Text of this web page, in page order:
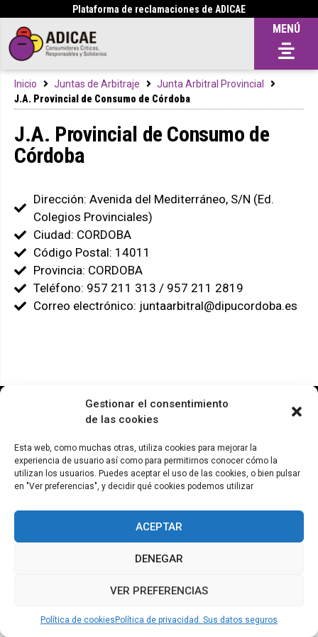
Gestionar el consentimiento
de las cookies
Esta web, como muchas otras, utiliza cookies para mejorar la
experiencia de usuario así como para permitirnos conocer cómo la
utilizan los usuarios. Puedes aceptar el uso de las cookies, o bien pulsar
en "Ver preferencias", y decidir qué cookies podemos utilizar
ACEPTAR
DENEGAR
VER PREFERENCIAS
Política de cookies Política de privacidad. Sus datos seguros
Plataforma de reclamaciones de ADICAE
MENÚ
Inicio Juntas de Arbitraje
Junta Arbitral Provincial
J.A. Provincial de Consumo de Córdoba
J.A. Provincial de Consumo de
Córdoba
Dirección: Avenida del Mediterráneo, S/N (Ed.
Colegios Provinciales)
Ciudad: CORDOBA
Código Postal: 14011
Provincia: CORDOBA
Teléfono: 957 211 313 / 957 211 2819
Correo electrónico: juntaarbitral@dipucordoba.es
© ADICAE - 2022